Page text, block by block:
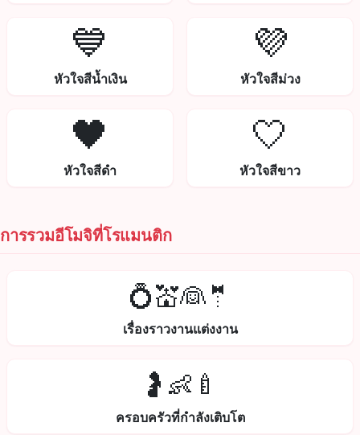
💙
หัวใจสีน้ำเงิน
💜
หัวใจสีม่วง
🖤
หัวใจสีดำ
🤍
หัวใจสีขาว
การรวมอีโมจิที่โรแมนติก
💍💒👰🤵
เรื่องราวงานแต่งงาน
🤰👶🍼
ครอบครัวที่กำลังเติบโต